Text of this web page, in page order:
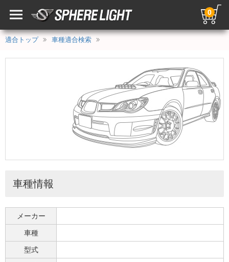
0
適合トップ 車種適合検索
車種情報
メーカー
車種
型式